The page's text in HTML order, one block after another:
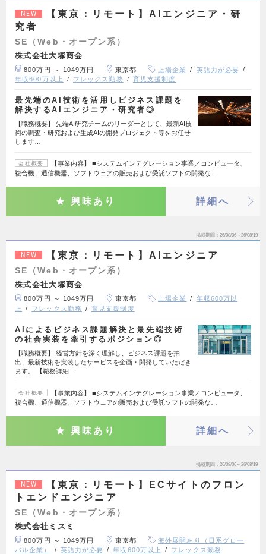
NEW
【東京：リモート】AIエンジニア・研
究者
SE（Web・オープン系）
株式会社大塚商会
800万円 ～ 1049万円 東京都 上場企業
英語力が必要
年収600万以上
フレックス勤務 育児支援制度
最先端のAI技術を活用しビジネス課題を
解決するAIエンジニア・研究者◎
【職務概要】 先端AI研究チームのリーダーとして、最新AI技
術の調査・研究および生成AIの開発プロジェクト等をお任せ
します…
会社概要
【事業内容】 ■システムインテグレーション事業／コンピュータ、
複合機、通信機器、ソフトウェアの販売および受託ソフトの開発な…
興味あり 詳細へ
掲載期間 26/08/06～26/08/19
NEW 【東京：リモート】AIエンジニア
SE（Web・オープン系）
株式会社大塚商会
800万円 ～ 1049万円 東京都 上場企業
年収600万以
上
フレックス勤務 育児支援制度
AIによるビジネス課題解決と最先端技術
の社会実装を牽引するポジション◎
【職務概要】 経営方針を深く理解し、ビジネス課題を抽
出、最新技術を実装したサービスを企画・開発していただき
ます。 【職務詳細…
会社概要
【事業内容】 ■システムインテグレーション事業／コンピュータ、
複合機、通信機器、ソフトウェアの販売および受託ソフトの開発な…
興味あり 詳細へ
掲載期間 26/08/06～26/08/19
NEW
【東京：リモート】ECサイトのフロン
トエンドエンジニア
SE（Web・オープン系）
株式会社ミスミ
800万円 ～ 1049万円 東京都
海外展開あり（日系グロー
バル企業）
英語力が必要 年収600万以上 フレックス勤務